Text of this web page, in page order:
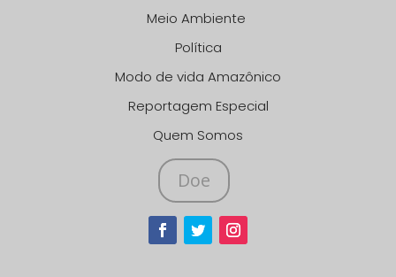
Meio Ambiente
Política
Modo de vida Amazônico
Reportagem Especial
Quem Somos
Doe